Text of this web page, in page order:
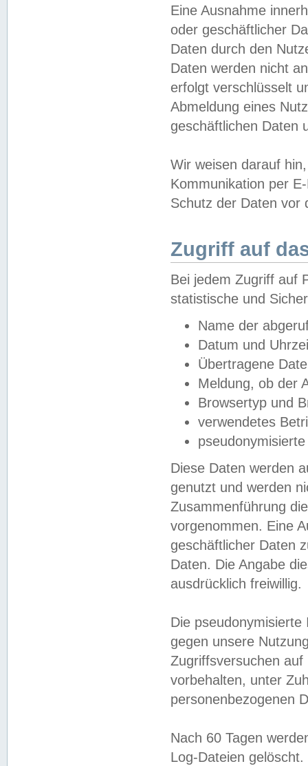
Eine Ausnahme
oder geschäftlicher
Daten durch den
Daten werden nicht
erfolgt verschlüsselt
Abmeldung eines
geschäftlichen Daten
Wir weisen darauf
Kommunikation per
Schutz der Daten vor
Zugriff auf
Bei jedem Zugriff auf
statistische und
Name der
Datum und
Übertragene
Meldung, ob der
Browsertyp und
verwendetes
Diese Daten werden
genutzt und werden
Zusammenführung
vorgenommen. Eine
geschäftlicher Daten
Daten. Die Angabe
ausdrücklich freiwillig.
Die
gegen unsere
Zugriffsversuchen
vorbehalten, unter
personenbezogenen
Nach 60 Tagen
Log-Dateien